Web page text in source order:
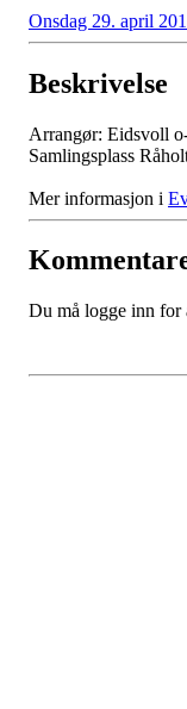
Onsdag 29. april
Beskrivelse
Arrangør: Eidsvoll
Samlingsplass
Mer informasjon i
Du må logge inn for